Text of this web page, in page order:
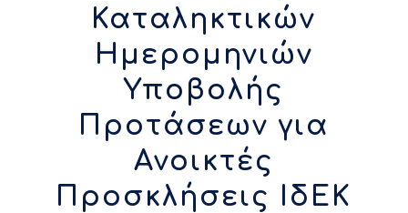
Καταληκτικών
Ημερομηνιών
Υποβολής
Προτάσεων για
Ανοικτές
Προσκλήσεις ΙδΕΚ